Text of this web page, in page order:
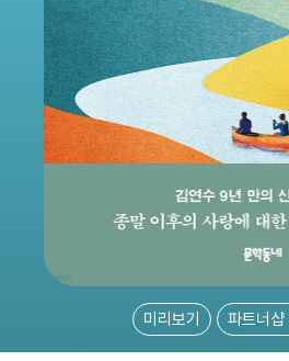
미리보기 파트너샵